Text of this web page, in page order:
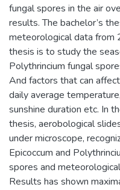
fungal spores in the air
results. The bachelor’s
meteorological data from
thesis is to study the
Polythrincium fungal
And factors that can
daily average
sunshine duration etc. In
thesis, aerobological
under microscope,
Epicoccum and
spores and
Results has shown